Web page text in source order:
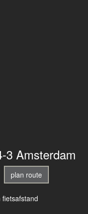
3 Amsterdam
plan route